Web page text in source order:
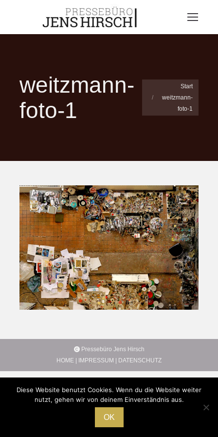
weitzmann-
foto-1
Sie befinden sich
hier:
Start
weitzmann-
foto-1
Pressebüro Jens Hirsch
HOME
IMPRESSUM DATENSCHUTZ
Diese Website benutzt Cookies. Wenn du die Website weiter
nutzt, gehen wir von deinem Einverständnis aus.
OK